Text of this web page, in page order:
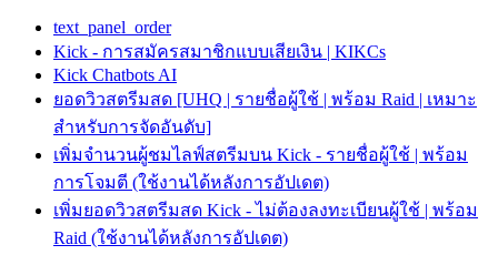
text_panel_order
Kick - การสมัครสมาชิกแบบเสียเงิน | KIKCs
Kick Chatbots AI
ยอดวิวสตรีมสด [UHQ | รายชื่อผู้ใช้ | พร้อม Raid | เหมาะ
สำหรับการจัดอันดับ]
เพิ่มจำนวนผู้ชมไลฟ์สตรีมบน Kick - รายชื่อผู้ใช้ | พร้อม
การโจมตี (ใช้งานได้หลังการอัปเดต)
เพิ่มยอดวิวสตรีมสด Kick - ไม่ต้องลงทะเบียนผู้ใช้ | พร้อม
Raid (ใช้งานได้หลังการอัปเดต)